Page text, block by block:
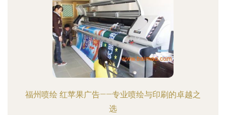
福州喷绘 红苹果广告——专业喷绘与印刷的卓越之
选